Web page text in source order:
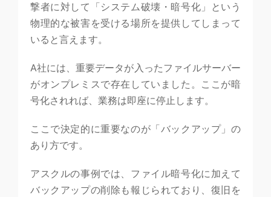
撃者に対して「システム破壊・暗号化」という
物理的な被害を受ける場所を提供してしまって
いると言えます。
A社には、重要データが入ったファイルサーバー
がオンプレミスで存在していました。ここが暗
号化されれば、業務は即座に停止します。
ここで決定的に重要なのが「バックアップ」の
あり方です。
アスクルの事例では、ファイル暗号化に加えて
バックアップの削除も報じられており、復旧を